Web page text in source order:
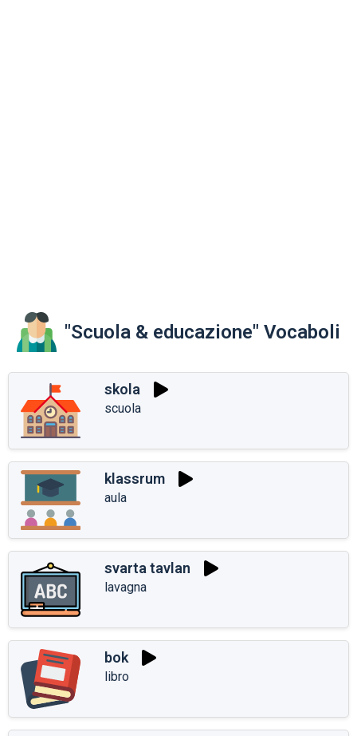
"Scuola & educazione" Vocaboli
skola
scuola
klassrum
aula
svarta tavlan
lavagna
bok
libro